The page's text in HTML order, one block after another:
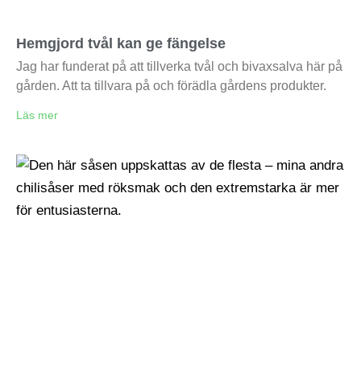
Hemgjord tvål kan ge fängelse
Jag har funderat på att tillverka tvål och bivaxsalva här på
gården. Att ta tillvara på och förädla gårdens produkter.
Läs mer